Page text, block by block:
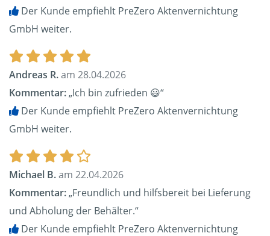
Der Kunde empfiehlt PreZero Aktenvernichtung
GmbH weiter.
Andreas R.am 28.04.2026
Kommentar:„Ich bin zufrieden 😃“
Der Kunde empfiehlt PreZero Aktenvernichtung
GmbH weiter.
Michael B.am 22.04.2026
Kommentar:„Freundlich und hilfsbereit bei Lieferung
und Abholung der Behälter.“
Der Kunde empfiehlt PreZero Aktenvernichtung